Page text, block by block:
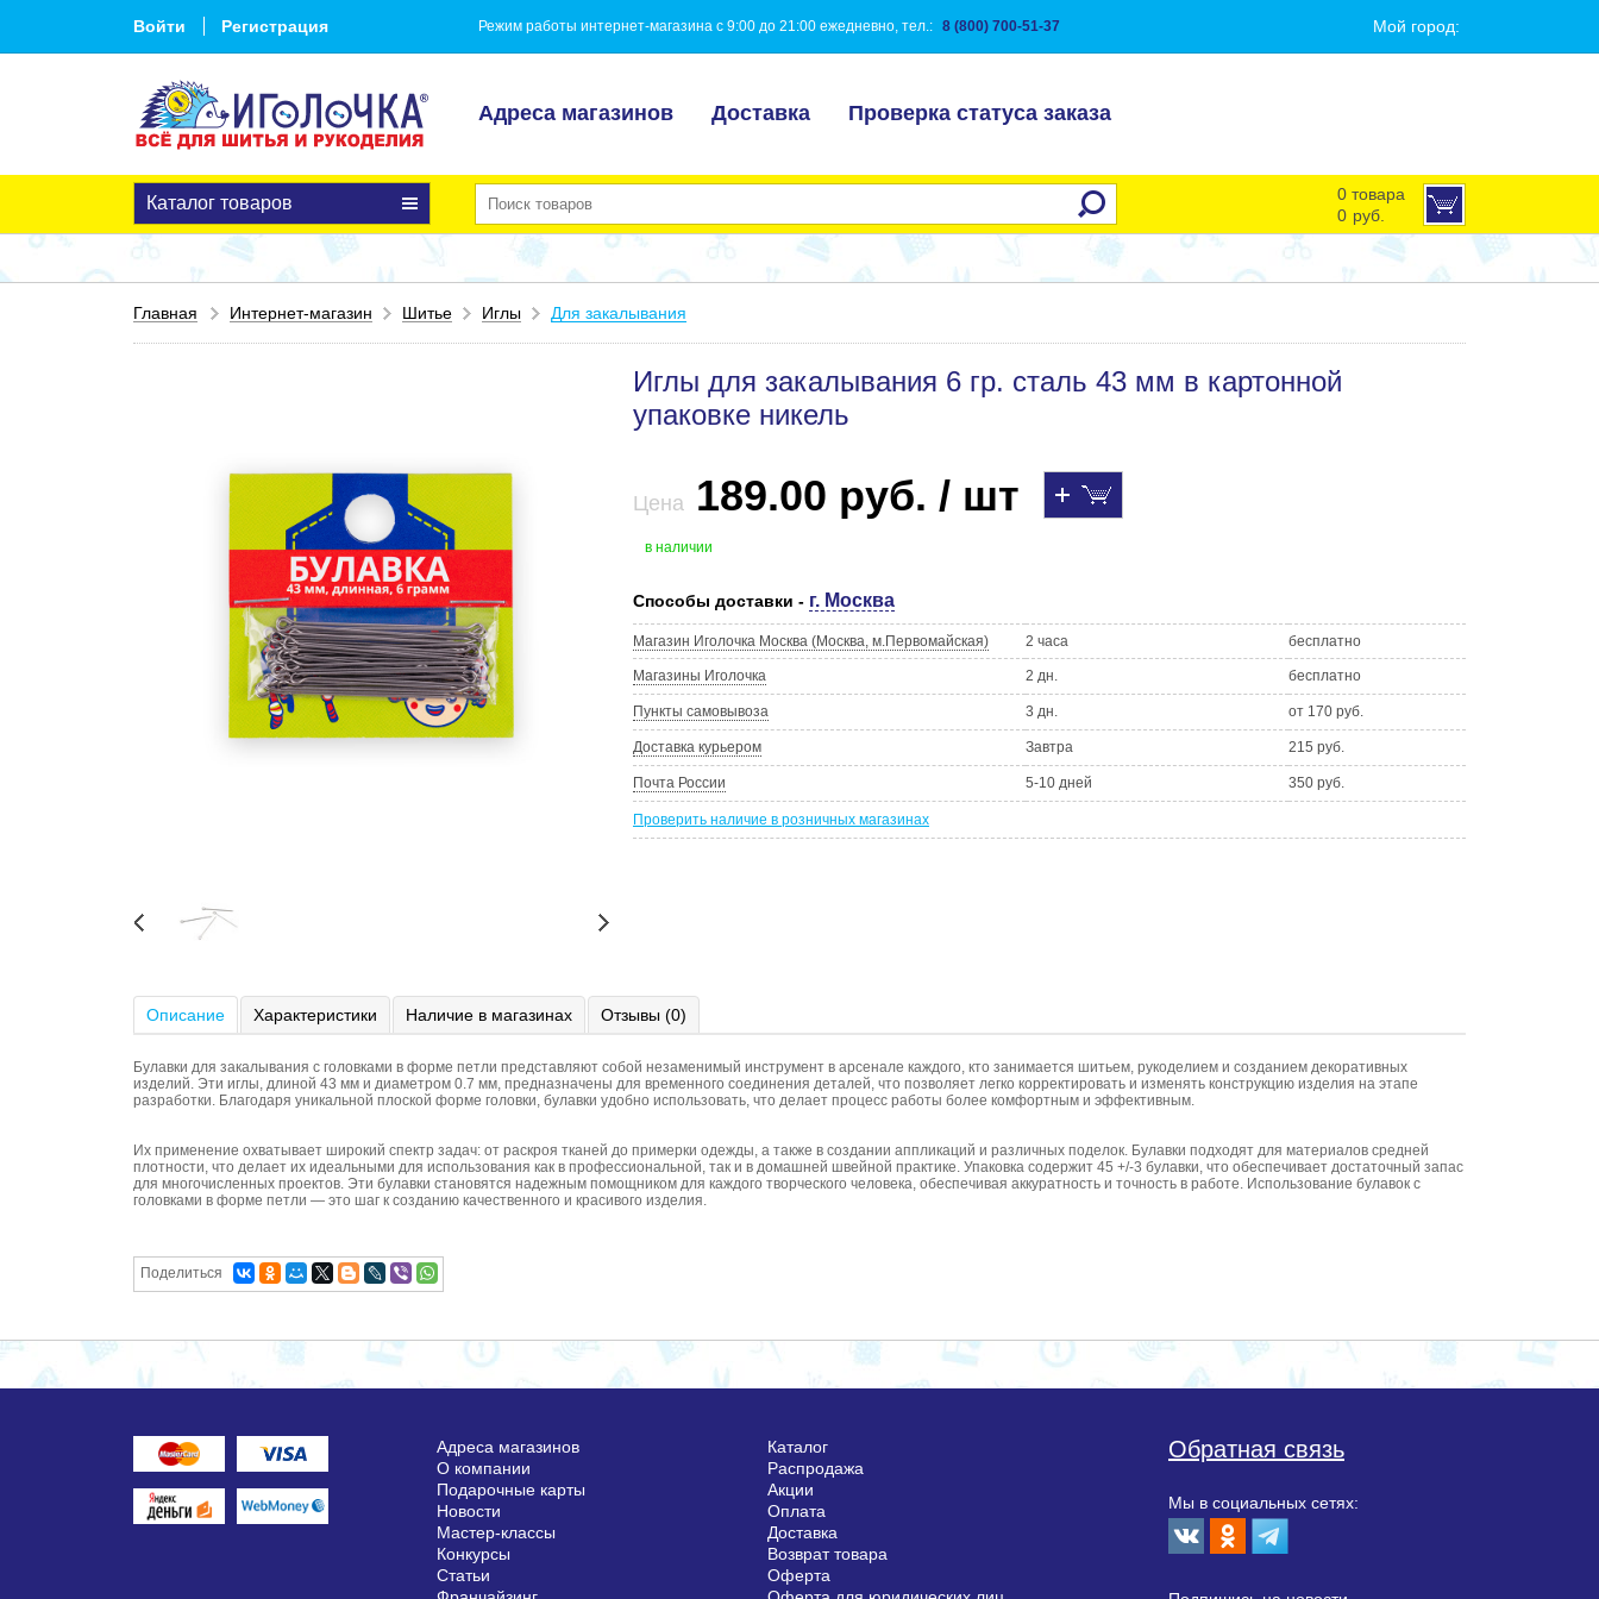
Войти Регистрация Режим работы интернет-магазина с 9:00 до 21:00 ежедневно, тел.: 8 (800) 700-51-37 Мой город:
Адреса магазинов Доставка Проверка статуса заказа
Каталог товаров
0 товара
0 руб.
Главная Интернет-магазин Шитье Иглы Для закалывания
Иглы для закалывания 6 гр. сталь 43 мм в картонной
упаковке никель
Цена 189.00 руб. / шт
в наличии
Способы доставки - г. Москва
Магазин Иголочка Москва (Москва, м.Первомайская) 2 часа бесплатно
Магазины Иголочка 2 дн. бесплатно
Пункты самовывоза 3 дн. от 170 руб.
Доставка курьером Завтра 215 руб.
Почта России 5-10 дней 350 руб.
Проверить наличие в розничных магазинах
Описание Характеристики Наличие в магазинах Отзывы (0)
Булавки для закалывания с головками в форме петли представляют собой незаменимый инструмент в арсенале каждого, кто занимается шитьем, рукоделием и созданием декоративных
изделий. Эти иглы, длиной 43 мм и диаметром 0.7 мм, предназначены для временного соединения деталей, что позволяет легко корректировать и изменять конструкцию изделия на этапе
разработки. Благодаря уникальной плоской форме головки, булавки удобно использовать, что делает процесс работы более комфортным и эффективным.
Их применение охватывает широкий спектр задач: от раскроя тканей до примерки одежды, а также в создании аппликаций и различных поделок. Булавки подходят для материалов средней
плотности, что делает их идеальными для использования как в профессиональной, так и в домашней швейной практике. Упаковка содержит 45 +/-3 булавки, что обеспечивает достаточный запас
для многочисленных проектов. Эти булавки становятся надежным помощником для каждого творческого человека, обеспечивая аккуратность и точность в работе. Использование булавок с
головками в форме петли — это шаг к созданию качественного и красивого изделия.
Поделиться
Адреса магазинов
О компании
Подарочные карты
Новости
Мастер-классы
Конкурсы
Статьи
Каталог
Распродажа
Акции
Оплата
Доставка
Возврат товара
Оферта
Обратная связь
Мы в социальных сетях: